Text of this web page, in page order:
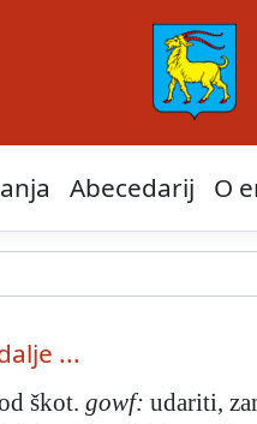
Abecedarij O
...
škot. gowf: udariti,